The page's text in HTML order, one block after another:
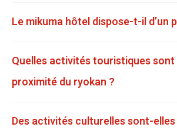
Le mikuma hôtel dispose-t-il d’un
Quelles activités touristiques sont
proximité du ryokan ?
Des activités culturelles sont-